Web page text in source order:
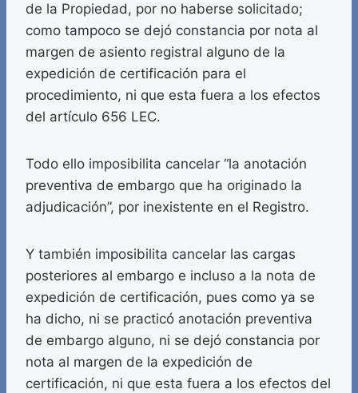
de la Propiedad, por no haberse solicitado;
como tampoco se dejó constancia por nota al
margen de asiento registral alguno de la
expedición de certificación para el
procedimiento, ni que esta fuera a los efectos
del artículo 656 LEC.
Todo ello imposibilita cancelar “la anotación
preventiva de embargo que ha originado la
adjudicación”, por inexistente en el Registro.
Y también imposibilita cancelar las cargas
posteriores al embargo e incluso a la nota de
expedición de certificación, pues como ya se
ha dicho, ni se practicó anotación preventiva
de embargo alguno, ni se dejó constancia por
nota al margen de la expedición de
certificación, ni que esta fuera a los efectos del